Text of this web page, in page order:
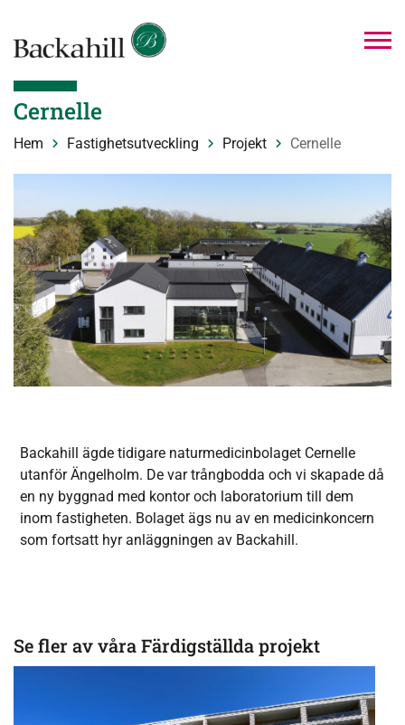
Cernelle
Hem Fastighetsutveckling Projekt Cernelle
Backahill ägde tidigare naturmedicinbolaget Cernelle
utanför Ängelholm. De var trångbodda och vi skapade då
en ny byggnad med kontor och laboratorium till dem
inom fastigheten. Bolaget ägs nu av en medicinkoncern
som fortsatt hyr anläggningen av Backahill.
Se fler av våra Färdigställda projekt